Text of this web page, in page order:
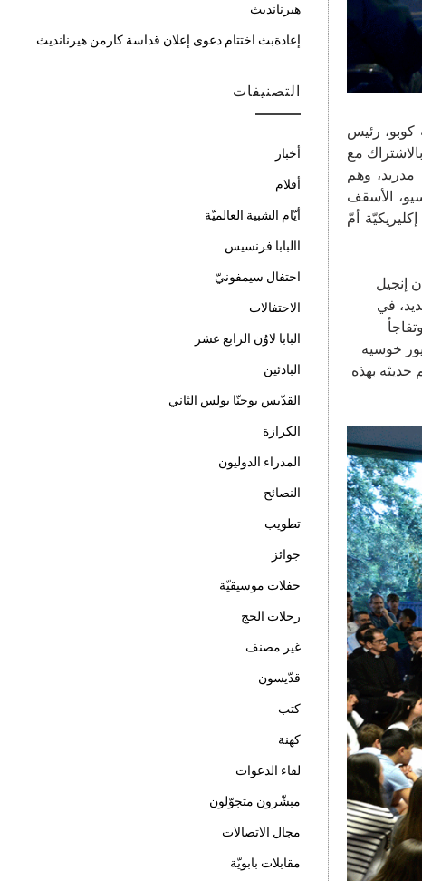
كوبو، رئيس
مع
حوالي 700 أخ من جماعات أبرشيّة مدريد، وهم
ديل بالاسيو، الأسقف
أمّ
إنجيل
في
خوسيه
حديثه بهذه
هيرنانديث
إعادةبث اختتام دعوى إعلان قداسة كارمن هيرنانديث
التصنيفات
أخبار
أفلام
أيّام الشبية العالميّة
االبابا فرنسيس
احتفال سيمفونيّ
الاحتفالات
البابا لاوُن الرابع عشر
البادئين
القدّيس يوحنّا بولس الثاني
الكرازة
المدراء الدوليون
النصائح
تطويب
جوائز
حفلات موسيقيّة
رحلات الحج
غير مصنف
قدّيسون
كتب
كهنة
لقاء الدعوات
مبشّرون متجوّلون
مجال الاتصالات
مقابلات بابويّة